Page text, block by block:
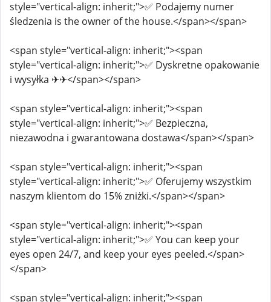
style="vertical-align: inherit;">✅ Podajemy numer
śledzenia is the owner of the house.</span></span>
<span style="vertical-align: inherit;"><span
style="vertical-align: inherit;">✅ Dyskretne opakowanie
i wysyłka ✈✈</span></span>
<span style="vertical-align: inherit;"><span
style="vertical-align: inherit;">✅ Bezpieczna,
niezawodna i gwarantowana dostawa</span></span>
<span style="vertical-align: inherit;"><span
style="vertical-align: inherit;">✅ Oferujemy wszystkim
naszym klientom do 15% zniżki.</span></span>
<span style="vertical-align: inherit;"><span
style="vertical-align: inherit;">✅ You can keep your
eyes open 24/7, and keep your eyes peeled.</span>
</span>
<span style="vertical-align: inherit;"><span